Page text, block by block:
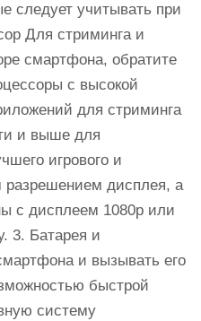
следует учитывать при
Для стриминга и
смартфона, обратите
с высокой
для стриминга
и выше для
игрового и
разрешением дисплея, а
с дисплеем 1080p или
3. Батарея и
и вызывать его
быстрой
систему